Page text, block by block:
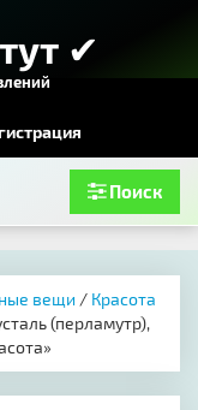
✔
Поиск
вещи / Красота
(перламутр),